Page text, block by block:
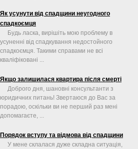
Як усунути від спадщини неугодного
спадкоємця
Будь ласка, вирішіть мою проблему в
усуненні від спадкування недостойного
спадкоємця. Такими справами не всі
кваліфіковані ...
Якщо залишилася квартира після смерті
Доброго дня, шановні консультанти з
юридичних питань! Звертаюся до Вас за
порадою, оскільки ви не перший раз мені
допомагаєте, ...
Порядок вступу та відмова від спадщини
У мене склалася дуже складна ситуація,